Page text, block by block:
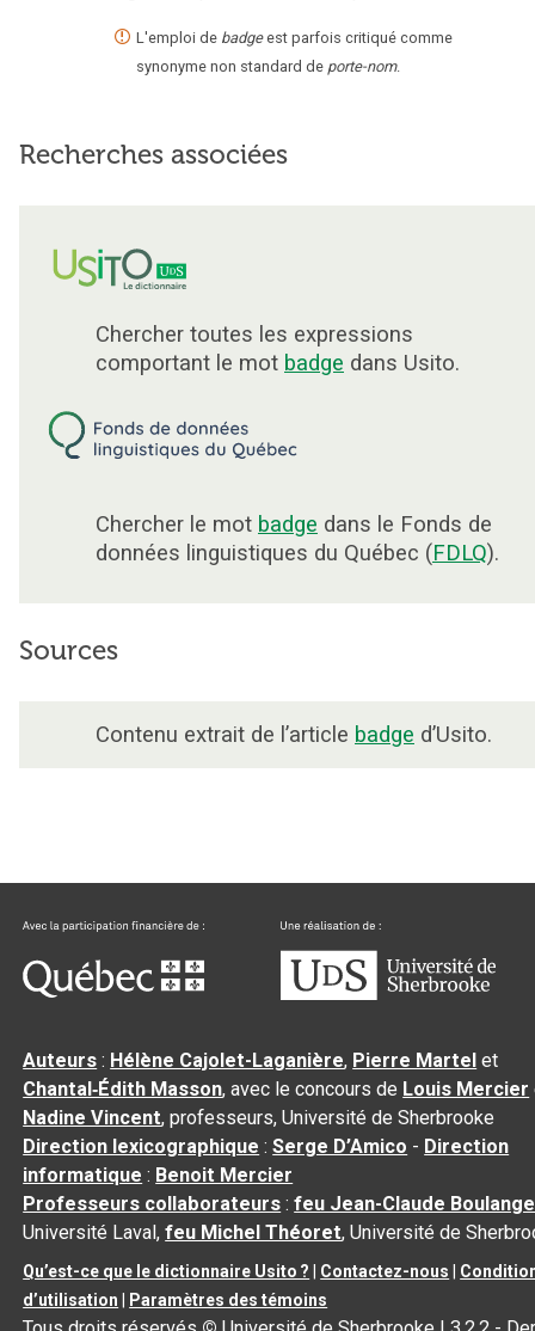
L'emploi de badge est parfois critiqué comme
synonyme non standard de porte-nom.
Recherches associées
Chercher toutes les expressions
comportant le mot badge dans Usito.
Chercher le mot badge dans le Fonds de
données linguistiques du Québec (FDLQ).
Sources
Contenu extrait de l’article badge d’Usito.
Auteurs : Hélène Cajolet-Laganière, Pierre Martel et
Chantal‑Édith Masson, avec le concours de Louis Mercier
Nadine Vincent, professeurs, Université de Sherbrooke
Direction lexicographique :Serge D’Amico - Direction
informatique : Benoit Mercier
Professeurs collaborateurs :feu Jean-Claude
Université Laval,feu Michel Théoret, Université de
Qu’est-ce que le dictionnaire Usito ? Contactez-nous
d’utilisation
Paramètres des témoins